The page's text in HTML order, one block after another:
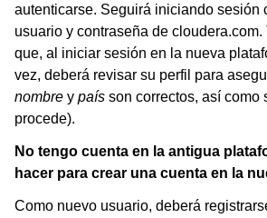
autenticarse. Seguirá iniciando sesión
usuario y contraseña de cloudera.com.
que, al iniciar sesión en la nueva
vez, deberá revisar su perfil para
nombre y país son correctos, así como
procede).
No tengo cuenta en la antigua
hacer para crear una cuenta en la
Como nuevo usuario, deberá